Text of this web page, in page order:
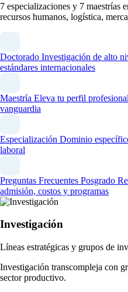
7 especializaciones y 7 maestrías
recursos humanos, logística,
Doctorado Investigación de alto
estándares internacionales
Maestría Eleva tu perfil
vanguardia
Especialización Dominio
laboral
Preguntas Frecuentes Posgrado
admisión, costos y programas
Investigación
Líneas estratégicas y grupos de
Investigación transcompleja con
sector productivo.